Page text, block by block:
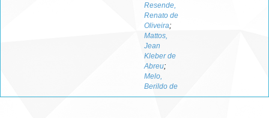
Resende,
Renato de
Oliveira;
Mattos,
Jean
Kleber de
Abreu;
Melo,
Berildo de